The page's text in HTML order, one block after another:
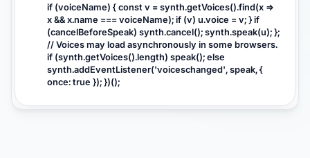
=> x && x.name === voiceName);
      if (v) u.voice = v;
    }
    if (cancelBeforeSpeak)
synth.cancel();
if (voiceName) { const v = synth.getVoices().find(x =>
x && x.name === voiceName); if (v) u.voice = v; } if
(cancelBeforeSpeak) synth.cancel(); synth.speak(u); };
// Voices may load asynchronously in some browsers.
if (synth.getVoices().length) speak(); else
synth.addEventListener('voiceschanged', speak, {
once: true }); })();